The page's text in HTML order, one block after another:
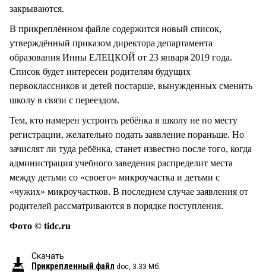
закрываются.
В прикреплённом файле содержится новый список,
утверждённый приказом директора департамента
образования Инны ЕЛЕЦКОЙ от 23 января 2019 года.
Список будет интересен родителям будущих
первоклассников и детей постарше, вынужденных сменить
школу в связи с переездом.
Тем, кто намерен устроить ребёнка в школу не по месту
регистрации, желательно подать заявление пораньше. Но
зачислят ли туда ребёнка, станет известно после того, когда
администрация учебного заведения распределит места
между детьми со «своего» микроучастка и детьми с
«чужих» микроучастков. В последнем случае заявления от
родителей рассматриваются в порядке поступления.
Фото © tidc.ru
Скачать
Прикрепленный файл doc, 3.33 Мб.